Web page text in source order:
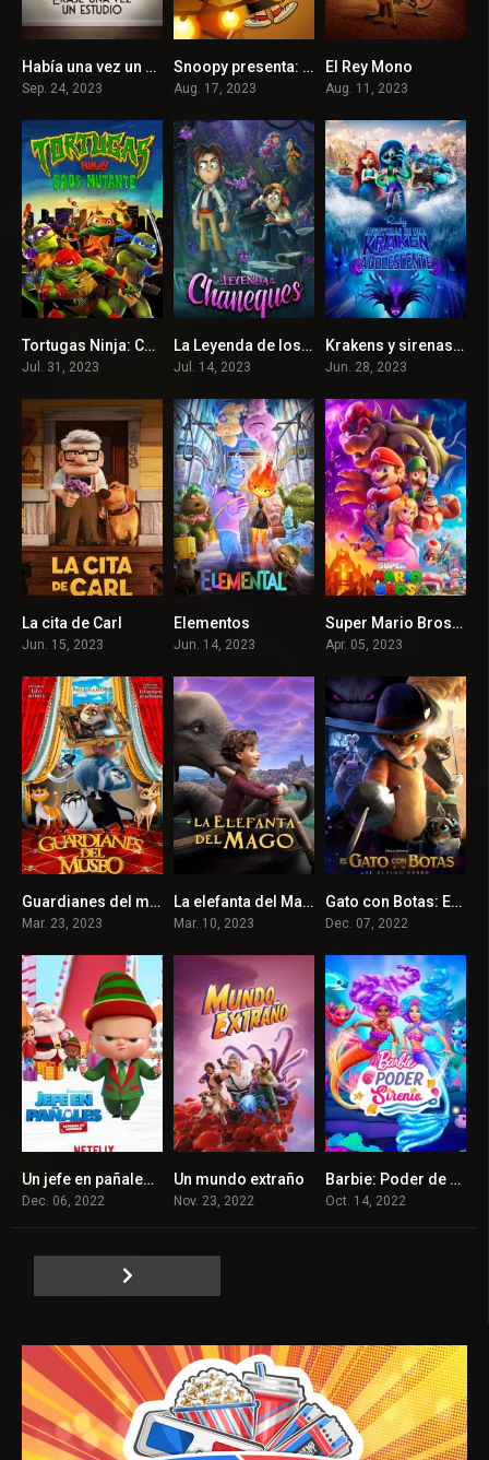
8.4
Había una vez un estudio
Sep. 24, 2023
7.1Snoopy presenta: La extraordinaria Marcie
Aug. 17, 2023
El Rey Mono
Aug. 11, 2023
7.2
Tortugas Ninja: Caos mutante
Jul. 31, 2023
6.4La Leyenda de los Chaneques
Jul. 14, 2023
5.7Krakens y sirenas: Conoce a los Gillman
Jun. 28, 2023
La cita de Carl
Jun. 15, 2023
Elementos
Jun. 14, 2023
7Super Mario Bros. La película
Apr. 05, 2023
4.7Guardianes del museo
Mar. 23, 2023
6.6La elefanta del Mago
Mar. 10, 2023
7.8Gato con Botas: El último deseo
Dec. 07, 2022
5.3
Un jefe en pañales: Especial de Navidad
Dec. 06, 2022
5.7
Un mundo extraño
Nov. 23, 2022
5.3Barbie: Poder de Sirena
Oct. 14, 2022